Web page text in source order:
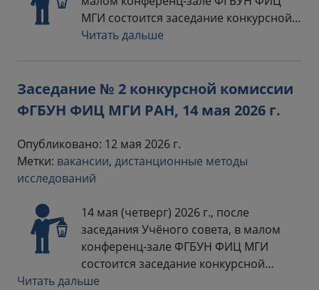
МГИ состоится заседание конкурсной…
Читать дальше
Заседание № 2 конкурсной комиссии
ФГБУН ФИЦ МГИ РАН, 14 мая 2026 г.
Опубликовано: 12 мая 2026 г.
Метки: вакансии, дистанционные методы
исследований
14 мая (четверг) 2026 г., после
заседания Учёного совета, в малом
конференц-зале ФГБУН ФИЦ МГИ
состоится заседание конкурсной…
Читать дальше